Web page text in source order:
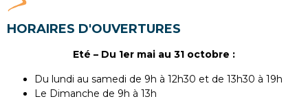
HORAIRES D'OUVERTURES
Eté – Du 1er mai au 31 octobre :
Du lundi au samedi de 9h à 12h30 et de 13h30 à 19h
Le Dimanche de 9h à 13h